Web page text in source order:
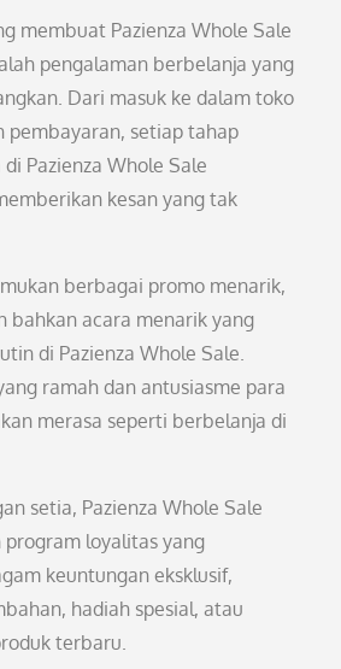
membuat Pazienza Whole Sale
pengalaman berbelanja yang
Dari masuk ke dalam toko
pembayaran, setiap tahap
Pazienza Whole Sale
kesan yang tak
berbagai promo menarik,
bahkan acara menarik yang
di Pazienza Whole Sale.
ramah dan antusiasme para
merasa seperti berbelanja di
setia, Pazienza Whole Sale
loyalitas yang
keuntungan eksklusif,
hadiah spesial, atau
terbaru.